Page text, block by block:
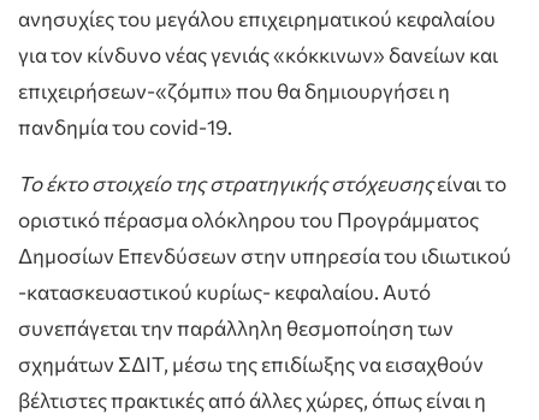
ανησυχίες του μεγάλου επιχειρηματικού κεφαλαίου
για τον κίνδυνο νέας γενιάς «κόκκινων» δανείων και
επιχειρήσεων-«ζόμπι» που θα δημιουργήσει η
πανδημία του covid-19.
Το έκτο στοιχείο της στρατηγικής στόχευσηςείναι το
οριστικό πέρασμα ολόκληρου του Προγράμματος
Δημοσίων Επενδύσεων στην υπηρεσία του ιδιωτικού
-κατασκευαστικού κυρίως- κεφαλαίου. Αυτό
συνεπάγεται την παράλληλη θεσμοποίηση των
σχημάτων ΣΔΙΤ, μέσω της επιδίωξης να εισαχθούν
βέλτιστες πρακτικές από άλλες χώρες, όπως είναι η